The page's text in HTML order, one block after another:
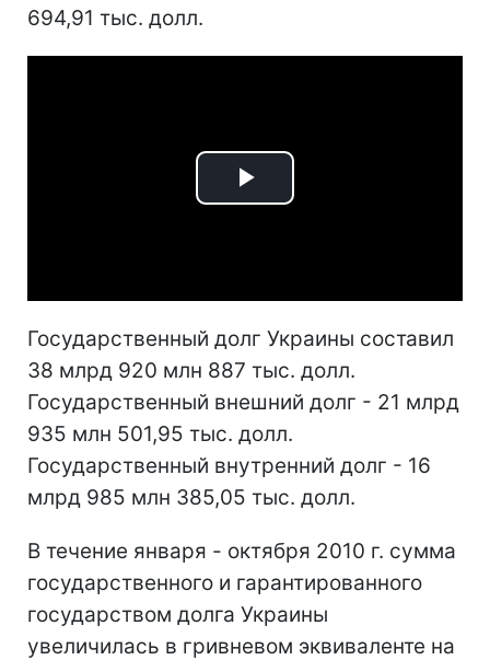
694,91 тыс. долл.
Play
Государственный долг Украины составил
38 млрд 920 млн 887 тыс. долл.
Государственный внешний долг - 21 млрд
935 млн 501,95 тыс. долл.
Государственный внутренний долг - 16
млрд 985 млн 385,05 тыс. долл.
В течение января - октября 2010 г. сумма
государственного и гарантированного
государством долга Украины
увеличилась в гривневом эквиваленте на